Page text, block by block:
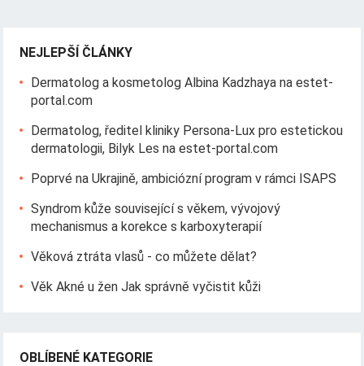
NEJLEPŠÍ ČLÁNKY
Dermatolog a kosmetolog Albina Kadzhaya na estet-
portal.com
Dermatolog, ředitel kliniky Persona-Lux pro estetickou
dermatologii, Bilyk Les na estet-portal.com
Poprvé na Ukrajině, ambiciózní program v rámci ISAPS
Syndrom kůže související s věkem, vývojový
mechanismus a korekce s karboxyterapií
Věková ztráta vlasů - co můžete dělat?
Věk Akné u žen Jak správně vyčistit kůži
OBLÍBENÉ KATEGORIE